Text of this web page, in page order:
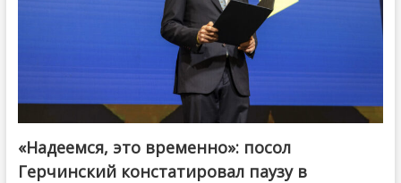
«Надеемся, это временно»: посол
Герчинский констатировал паузу в